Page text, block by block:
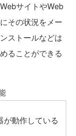
サイトやWeb
その状況をメー
ストールなどは
ることができる
が動作している